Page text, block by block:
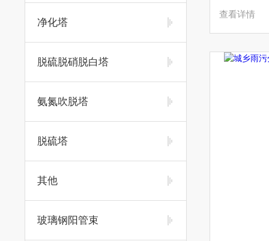
净化塔
脱硫脱硝脱白塔
氨氮吹脱塔
脱硫塔
其他
玻璃钢阳管束
查看详情